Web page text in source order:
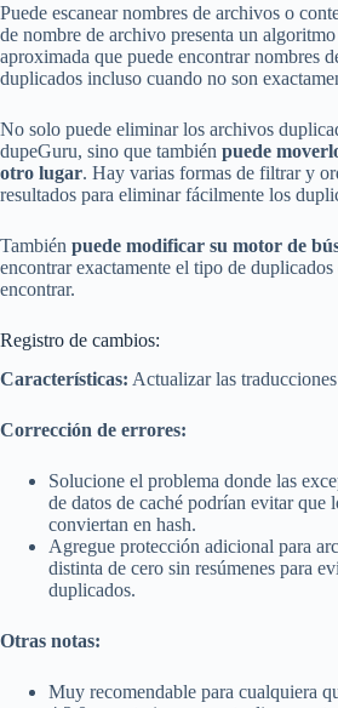
Puede escanear nombres de archivos o
de nombre de archivo presenta un
aproximada que puede encontrar nombres
duplicados incluso cuando no son
No solo puede eliminar los archivos
dupeGuru, sino que también puede
otro lugar. Hay varias formas de filtrar y
resultados para eliminar fácilmente los
También puede modificar su motor de
encontrar exactamente el tipo de duplicados
encontrar.
Registro de cambios:
Características: Actualizar las
Corrección de errores:
Solucione el problema donde las
de datos de caché podrían evitar que
conviertan en hash.
Agregue protección adicional para
distinta de cero sin resúmenes para
duplicados.
Otras notas:
Muy recomendable para cualquiera